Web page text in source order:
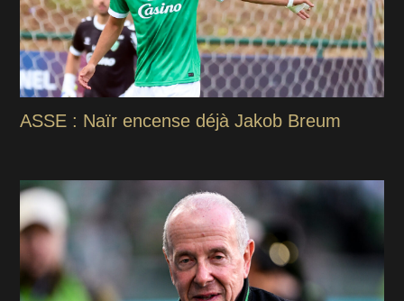
ASSE : Naïr encense déjà Jakob Breum